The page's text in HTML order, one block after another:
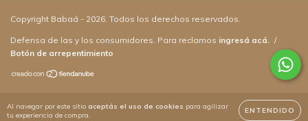
Al navegar por este sitio aceptás el uso de cookies para agilizar
tu experiencia de compra.
ENTENDIDO
Copyright Babaá - 2026. Todos los derechos reservados.
Defensa de las y los consumidores. Para reclamos ingresá acá.
/
Botón de arrepentimiento